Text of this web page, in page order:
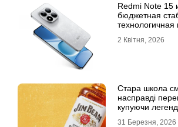
Redmi Note 15
бюджетная
технологичная
2 Квітня, 2026
Стара школа
насправді
купуючи
31 Березня, 2026